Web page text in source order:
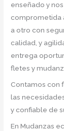
enseñado y
comprometida
a otro con
calidad, y
entrega
fletes y
Contamos con
las
y confiable de
En Mudanzas